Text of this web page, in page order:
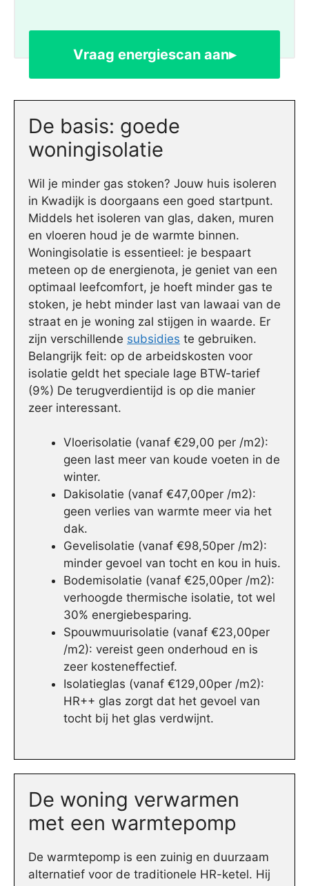
Vraag energiescan aan▸
De basis: goede
woningisolatie
Wil je minder gas stoken? Jouw huis isoleren
in Kwadijk is doorgaans een goed startpunt.
Middels het isoleren van glas, daken, muren
en vloeren houd je de warmte binnen.
Woningisolatie is essentieel: je bespaart
meteen op de energienota, je geniet van een
optimaal leefcomfort, je hoeft minder gas te
stoken, je hebt minder last van lawaai van de
straat en je woning zal stijgen in waarde. Er
zijn verschillende subsidies te gebruiken.
Belangrijk feit: op de arbeidskosten voor
isolatie geldt het speciale lage BTW-tarief
(9%) De terugverdientijd is op die manier
zeer interessant.
Vloerisolatie (vanaf €29,00 per /m2):
geen last meer van koude voeten in de
winter.
Dakisolatie (vanaf €47,00per /m2):
geen verlies van warmte meer via het
dak.
Gevelisolatie (vanaf €98,50per /m2):
minder gevoel van tocht en kou in huis.
Bodemisolatie (vanaf €25,00per /m2):
verhoogde thermische isolatie, tot wel
30% energiebesparing.
Spouwmuurisolatie (vanaf €23,00per
/m2): vereist geen onderhoud en is
zeer kosteneffectief.
Isolatieglas (vanaf €129,00per /m2):
HR++ glas zorgt dat het gevoel van
tocht bij het glas verdwijnt.
De woning verwarmen
met een warmtepomp
De warmtepomp is een zuinig en duurzaam
alternatief voor de traditionele HR-ketel. Hij